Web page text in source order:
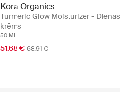
Kora Organics
Turmeric Glow Moisturizer - Dienas
krēms
50 ML
51.68 € 68.91 €